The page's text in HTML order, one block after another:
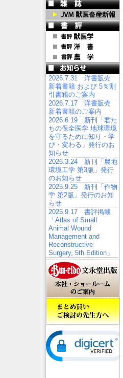
2026.7.31 洋書販売
新着書籍 および 5％割
引書籍のご案内
2026.7.17 洋書販売
新着書籍のご案内
2026.6.19 新刊「君た
ちの保全医学 地球環境
を守るために知り・学
び・変わる」発行のお
知らせ
2026.3.24 新刊「農地
環境工学 第3版」発行
のお知らせ
2025.9.25 新刊「作物
学 第2版」発行のお知
らせ
2025.9.17 書評掲載
「Atlas of Small
Animal Wound
Management and
Reconstructive
Surgery, 5th Edition」